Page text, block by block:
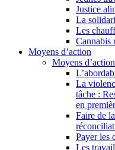
Justice
La
Les
Cannabis
Moyens d’action
Moyens d’action
La
tâche :
en
Faire de
Payer les
Les